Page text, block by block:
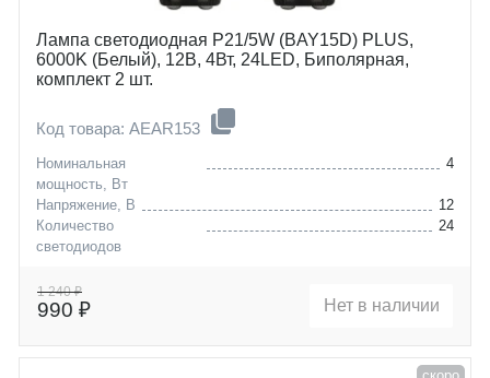
Лампа светодиодная P21/5W (BAY15D) PLUS,
6000K (Белый), 12В, 4Вт, 24LED, Биполярная,
комплект 2 шт.
Код товара: AEAR153
Номинальная
мощность, Вт
4
Напряжение, В
12
Количество
светодиодов
24
1 240 ₽
990 ₽ Нет в наличии